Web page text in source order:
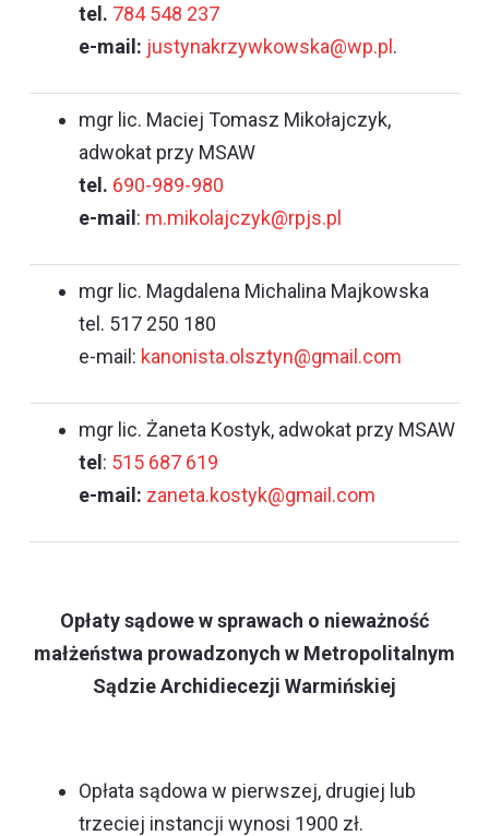
tel. 784 548 237
e-mail: justynakrzywkowska@wp.pl .
mgr lic. Maciej Tomasz Mikołajczyk,
adwokat przy MSAW
tel. 690-989-980
e-mail : m.mikolajczyk@rpjs.pl
mgr lic. Magdalena Michalina Majkowska
tel. 517 250 180
e-mail: kanonista.olsztyn@gmail.com
mgr lic. Żaneta Kostyk, adwokat przy MSAW
tel : 515 687 619
e-mail: zaneta.kostyk@gmail.com
Opłaty sądowe w sprawach o nieważność
małżeństwa prowadzonych w Metropolitalnym
Sądzie Archidiecezji Warmińskiej
Opłata sądowa w pierwszej, drugiej lub
trzeciej instancji wynosi 1900 zł.